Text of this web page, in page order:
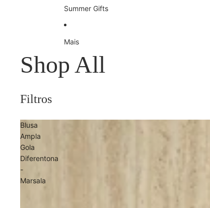
Summer Gifts
Mais
Shop All
Filtros
Blusa
Ampla
Gola
Diferentona
-
Marsala